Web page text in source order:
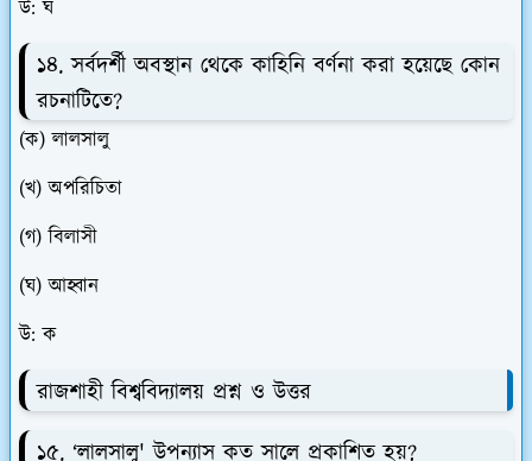
উ: ঘ
১৪. সর্বদর্শী অবস্থান থেকে কাহিনি বর্ণনা করা হয়েছে কোন
রচনাটিতে?
(ক) লালসালু
(খ) অপরিচিতা
(গ) বিলাসী
(ঘ) আহ্বান
উ: ক
রাজশাহী বিশ্ববিদ্যালয় প্রশ্ন ও উত্তর
১৫. ‘লালসালু' উপন্যাস কত সালে প্রকাশিত হয়?